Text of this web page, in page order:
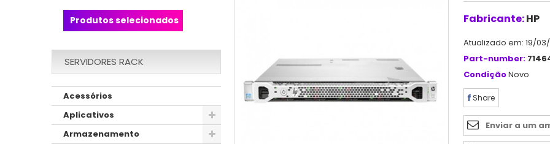
Produtos selecionados
SERVIDORES RACK
Acessórios
Aplicativos
Armazenamento
Fabricante:HP
Atualizado em: 19/03/
Part-number:
CondiçãoNovo
Share
Enviar a um